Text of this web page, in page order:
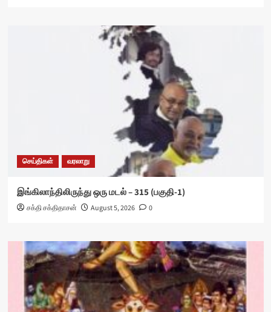
செய்திகள் வரலாறு
இங்கிலாந்திலிருந்து ஒரு மடல் – 315 (பகுதி-1)
சக்தி சக்திதாசன் August 5, 2026 0